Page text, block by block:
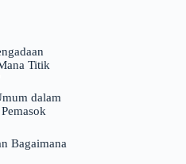
Titik
dalam
Bagaimana